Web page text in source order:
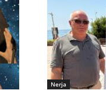
Nerja